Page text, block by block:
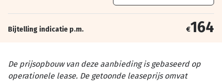
Bijtelling indicatie p.m. €164
De prijsopbouw van deze aanbieding is gebaseerd op
operationele lease. De getoonde leaseprijs omvat